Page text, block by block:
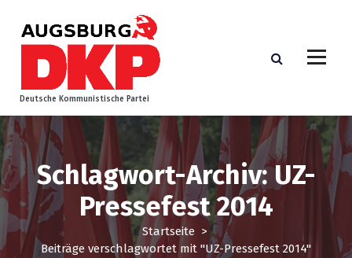
s
p
r
n
g
Deutsche Kommunistische Partei
Schlagwort-Archiv: UZ-
Pressefest 2014
Startseite>
Beiträge verschlagwortet mit "UZ-Pressefest 2014"